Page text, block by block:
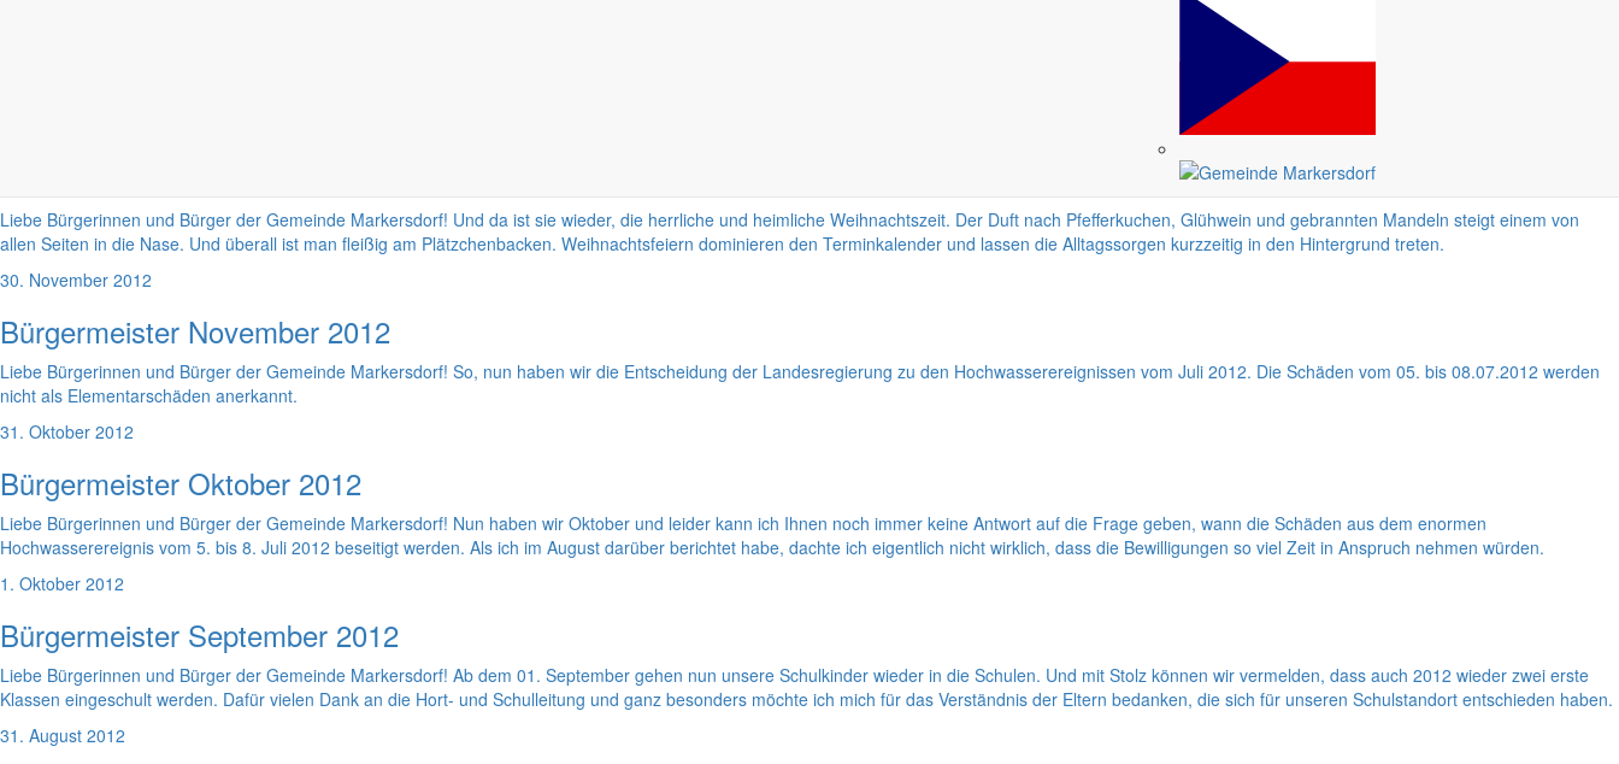
Und wieder steht ein neues Jahr vor uns. Wie jedes Jahr stellt man sich die Frage, was es uns bringen mag. Ich möchte an dieser Stelle allen Menschen in unserer Gemeinde und auch den Angehörigen, die
unsere Gemeinde verlassen mussten, viel Gesundheit, Glück und Wohlbefinden wünschen. Vielleicht setzt sich der aufkeimende Trend fort und einige junge Leute kommen wieder zurück in unsere Region. Da
Liebe Bürgerinnen und Bürger der Gemeinde Markersdorf! Und da ist sie wieder, die herrliche und heimliche Weihnachtszeit. Der Duft nach Pfefferkuchen, Glühwein und gebrannten Mandeln steigt einem von
allen Seiten in die Nase. Und überall ist man fleißig am Plätzchenbacken. Weihnachtsfeiern dominieren den Terminkalender und lassen die Alltagssorgen kurzzeitig in den Hintergrund treten.
30. November 2012
Bürgermeister November 2012
Liebe Bürgerinnen und Bürger der Gemeinde Markersdorf! So, nun haben wir die Entscheidung der Landesregierung zu den Hochwasserereignissen vom Juli 2012. Die Schäden vom 05. bis 08.07.2012 werden
nicht als Elementarschäden anerkannt.
31. Oktober 2012
Bürgermeister Oktober 2012
Liebe Bürgerinnen und Bürger der Gemeinde Markersdorf! Nun haben wir Oktober und leider kann ich Ihnen noch immer keine Antwort auf die Frage geben, wann die Schäden aus dem enormen
Hochwasserereignis vom 5. bis 8. Juli 2012 beseitigt werden. Als ich im August darüber berichtet habe, dachte ich eigentlich nicht wirklich, dass die Bewilligungen so viel Zeit in Anspruch nehmen würden.
1. Oktober 2012
Bürgermeister September 2012
Liebe Bürgerinnen und Bürger der Gemeinde Markersdorf! Ab dem 01. September gehen nun unsere Schulkinder wieder in die Schulen. Und mit Stolz können wir vermelden, dass auch 2012 wieder zwei erste
Klassen eingeschult werden. Dafür vielen Dank an die Hort- und Schulleitung und ganz besonders möchte ich mich für das Verständnis der Eltern bedanken, die sich für unseren Schulstandort entschieden haben.
31. August 2012